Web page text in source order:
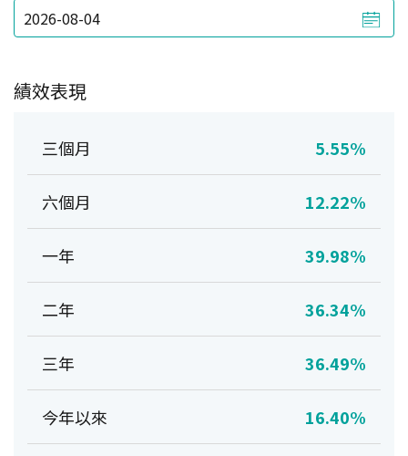
績效表現
三個月 5.55%
六個月 12.22%
一年 39.98%
二年 36.34%
三年 36.49%
今年以來 16.40%